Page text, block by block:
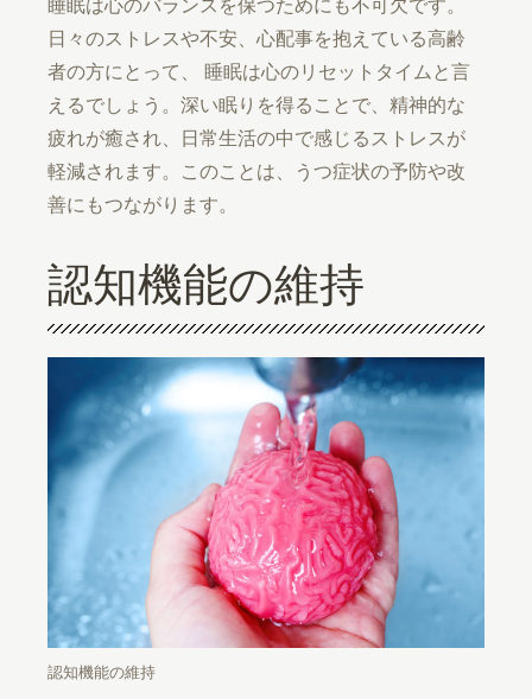
睡眠は心のバランスを保つためにも不可欠です。
日々のストレスや不安、心配事を抱えている高齢
者の方にとって、 睡眠は心のリセットタイムと言
えるでしょう。深い眠りを得ることで、精神的な
疲れが癒され、日常生活の中で感じるストレスが
軽減されます。このことは、うつ症状の予防や改
善にもつながります。
認知機能の維持
認知機能の維持